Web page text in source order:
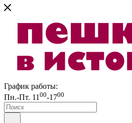
График работы:
Пн.-Пт. 11 00-1700